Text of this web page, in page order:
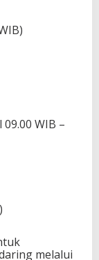
WIB –
melalui